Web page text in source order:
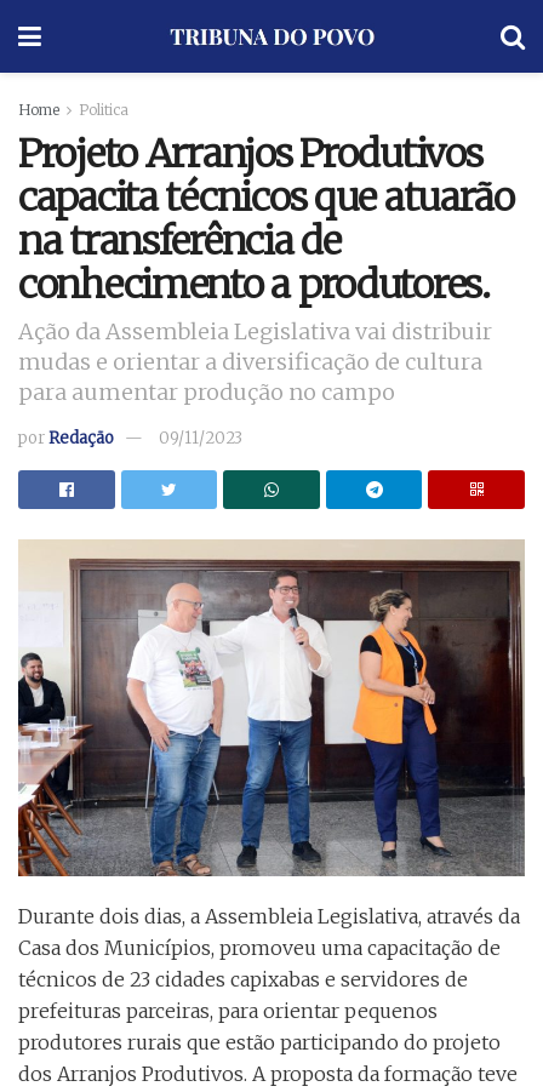
Home Politica
Projeto Arranjos Produtivos
capacita técnicos que atuarão
na transferência de
conhecimento a produtores.
Ação da Assembleia Legislativa vai distribuir
mudas e orientar a diversificação de cultura
para aumentar produção no campo
porRedação 09/11/2023
Durante dois dias, a Assembleia Legislativa, através da
Casa dos Municípios, promoveu uma capacitação de
técnicos de 23 cidades capixabas e servidores de
prefeituras parceiras, para orientar pequenos
produtores rurais que estão participando do projeto
dos Arranjos Produtivos. A proposta da formação teve